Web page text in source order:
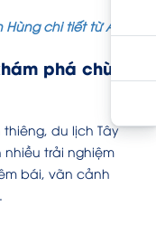
chi tiết từ A-Z
phá chùa
du lịch Tây
trải nghiệm
bái, vãn cảnh